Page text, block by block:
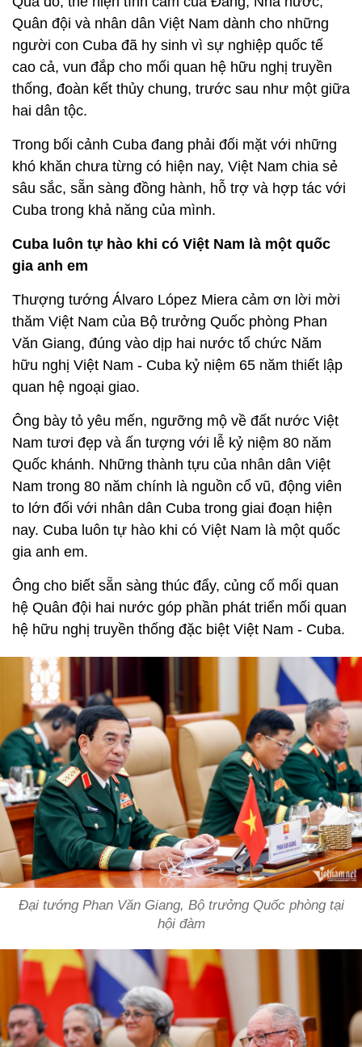
Quân đội và nhân dân Việt Nam dành cho những
người con Cuba đã hy sinh vì sự nghiệp quốc tế
cao cả, vun đắp cho mối quan hệ hữu nghị truyền
thống, đoàn kết thủy chung, trước sau như một giữa
hai dân tộc.
Trong bối cảnh Cuba đang phải đối mặt với những
khó khăn chưa từng có hiện nay, Việt Nam chia sẻ
sâu sắc, sẵn sàng đồng hành, hỗ trợ và hợp tác với
Cuba trong khả năng của mình.
Cuba luôn tự hào khi có Việt Nam là một quốc
gia anh em
Thượng tướng Álvaro López Miera cảm ơn lời mời
thăm Việt Nam của Bộ trưởng Quốc phòng Phan
Văn Giang, đúng vào dịp hai nước tổ chức Năm
hữu nghị Việt Nam - Cuba kỷ niệm 65 năm thiết lập
quan hệ ngoại giao.
Ông bày tỏ yêu mến, ngưỡng mộ về đất nước Việt
Nam tươi đẹp và ấn tượng với lễ kỷ niệm 80 năm
Quốc khánh. Những thành tựu của nhân dân Việt
Nam trong 80 năm chính là nguồn cổ vũ, động viên
to lớn đối với nhân dân Cuba trong giai đoạn hiện
nay. Cuba luôn tự hào khi có Việt Nam là một quốc
gia anh em.
Ông cho biết sẵn sàng thúc đẩy, củng cố mối quan
hệ Quân đội hai nước góp phần phát triển mối quan
hệ hữu nghị truyền thống đặc biệt Việt Nam - Cuba.
Đại tướng Phan Văn Giang, Bộ trưởng Quốc phòng tại
hội đàm